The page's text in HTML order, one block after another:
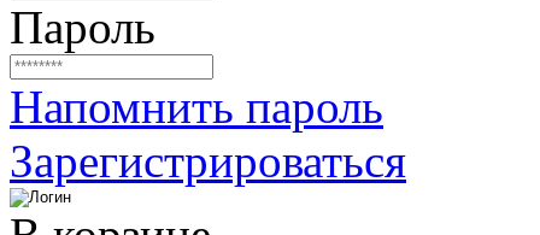
Пароль
Напомнить пароль
Зарегистрироваться